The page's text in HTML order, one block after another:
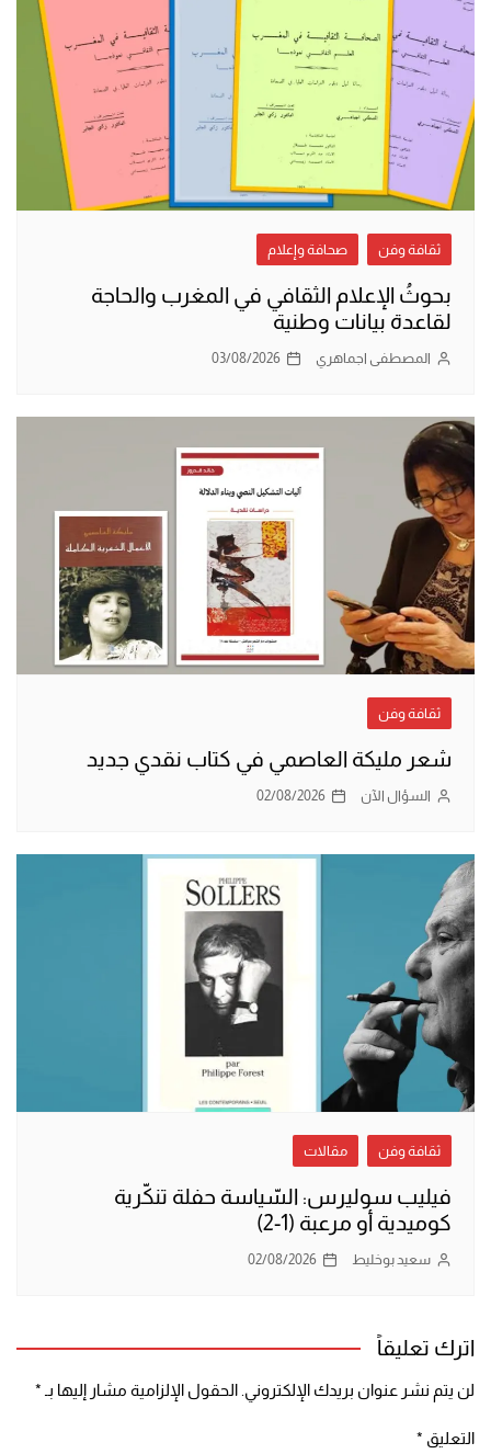
ثقافة وفن صحافة وإعلام
بحوثُ الإعلام الثقافي في المغرب والحاجة
لقاعدة بيانات وطنية
المصطفى اجماهري 03/08/2026
ثقافة وفن
شعر مليكة العاصمي في كتاب نقدي جديد
السؤال الآن 02/08/2026
ثقافة وفن مقالات
فيليب سوليرس: السّياسة حفلة تنكّرية
كوميدية أو مرعبة (1-2)
سعيد بوخليط 02/08/2026
اترك تعليقاً
لن يتم نشر عنوان بريدك الإلكتروني. الحقول الإلزامية مشار إليها بـ *
التعليق *